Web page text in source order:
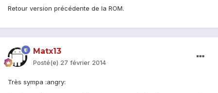
Retour version précédente de la ROM.
Matx13
Posté(e) 27 février 2014
Très sympa :angry: